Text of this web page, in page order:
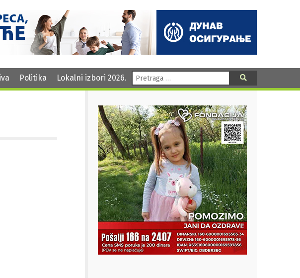
Politika Lokalni izbori 2026. Pretraga: